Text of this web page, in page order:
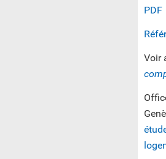
PDF
Voir